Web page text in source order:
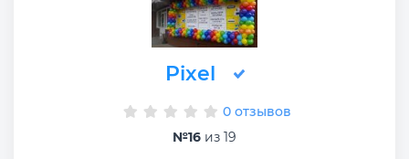
Pixel
0 отзывов
№16 из 19